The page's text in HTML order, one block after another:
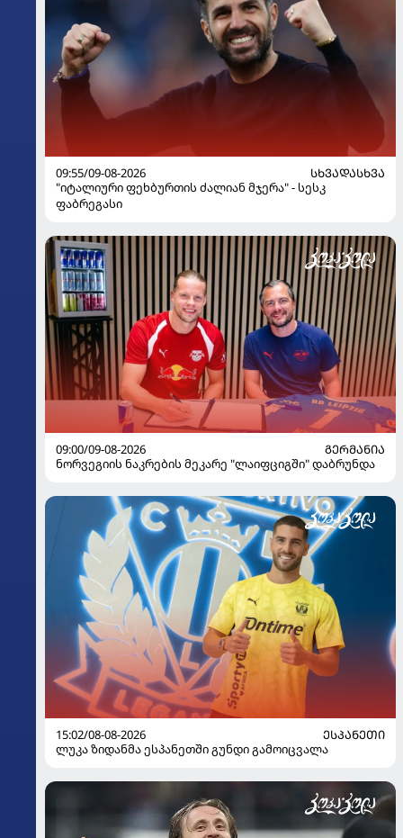
09:55/09-08-2026
ᲡᲮᲕᲐᲓᲐᲡᲮᲕᲐ
"იტალიური ფეხბურთის ძალიან მჯერა" - სესკ
ფაბრეგასი
09:00/09-08-2026
ᲒᲔᲠᲛᲐᲜᲘᲐ
ნორვეგიის ნაკრების მეკარე "ლაიფციგში" დაბრუნდა
15:02/08-08-2026
ᲔᲡᲞᲐᲜᲔᲗᲘ
ლუკა ზიდანმა ესპანეთში გუნდი გამოიცვალა